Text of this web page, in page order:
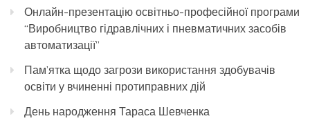
Онлайн-презентацію освітньо-професійної програми
“Виробництво гідравлічних і пневматичних засобів
автоматизації”
Пам’ятка щодо загрози використання здобувачів
освіти у вчиненні протиправних дій
День народження Тараса Шевченка